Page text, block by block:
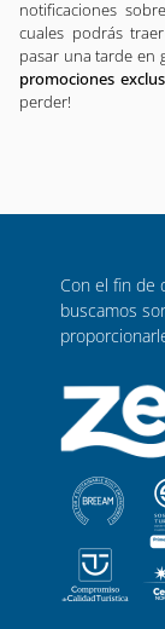
notificaciones
cuales podrás
pasar una tarde en
promociones
perder!
Con el fin de
buscamos